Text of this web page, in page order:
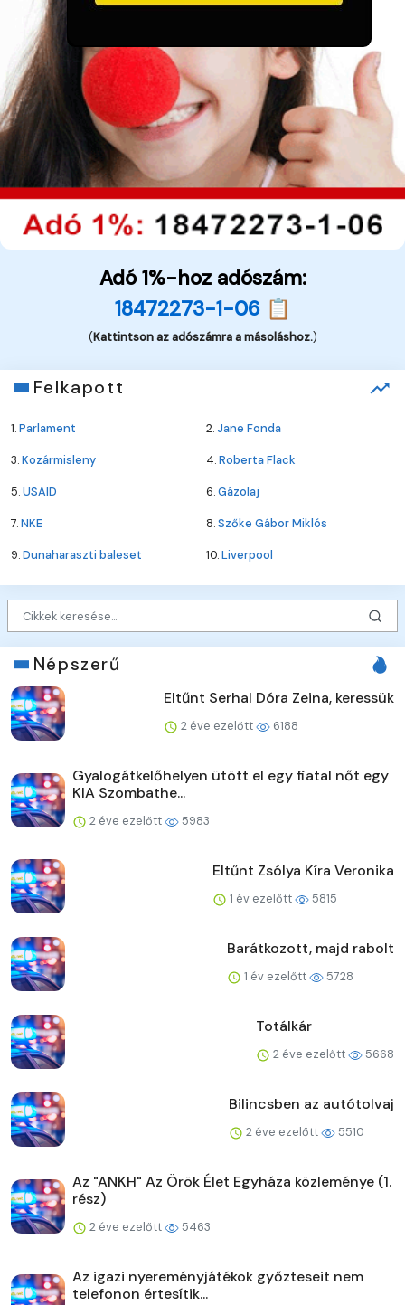
Adó 1%-hoz adószám:
18472273-1-06 📋
(Kattintson az adószámra a másoláshoz.)
Felkapott
1.Parlament 2.Jane Fonda
3.Kozármisleny 4.Roberta Flack
5.USAID 6.Gázolaj
7.NKE 8.Szőke Gábor Miklós
9.Dunaharaszti baleset 10.Liverpool
Népszerű
Eltűnt Serhal Dóra Zeina, keressük
2 éve ezelőtt 6188
Gyalogátkelőhelyen ütött el egy fiatal nőt egy
KIA Szombathe...
2 éve ezelőtt 5983
Eltűnt Zsólya Kíra Veronika
1 év ezelőtt 5815
Barátkozott, majd rabolt
1 év ezelőtt 5728
Totálkár
2 éve ezelőtt 5668
Bilincsben az autótolvaj
2 éve ezelőtt 5510
Az "ANKH" Az Örök Élet Egyháza közleménye (1.
rész)
2 éve ezelőtt 5463
Az igazi nyereményjátékok győzteseit nem
telefonon értesítik...